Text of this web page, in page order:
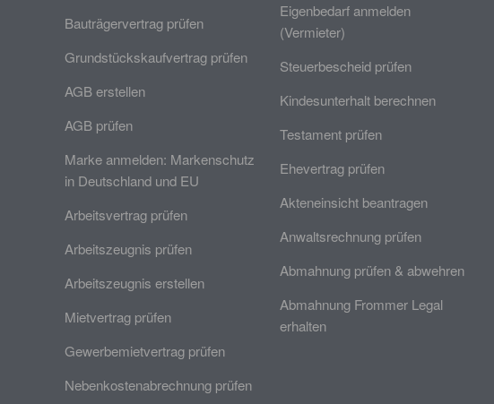
Bauträgervertrag prüfen
Grundstückskaufvertrag prüfen
AGB erstellen
AGB prüfen
Marke anmelden: Markenschutz
in Deutschland und EU
Arbeitsvertrag prüfen
Arbeitszeugnis prüfen
Arbeitszeugnis erstellen
Mietvertrag prüfen
Gewerbemietvertrag prüfen
Nebenkostenabrechnung prüfen
Eigenbedarf anmelden
(Vermieter)
Steuerbescheid prüfen
Kindesunterhalt berechnen
Testament prüfen
Ehevertrag prüfen
Akteneinsicht beantragen
Anwaltsrechnung prüfen
Abmahnung prüfen & abwehren
Abmahnung Frommer Legal
erhalten